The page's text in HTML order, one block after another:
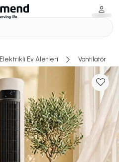
Elektrikli Ev Aletleri Vantilatör